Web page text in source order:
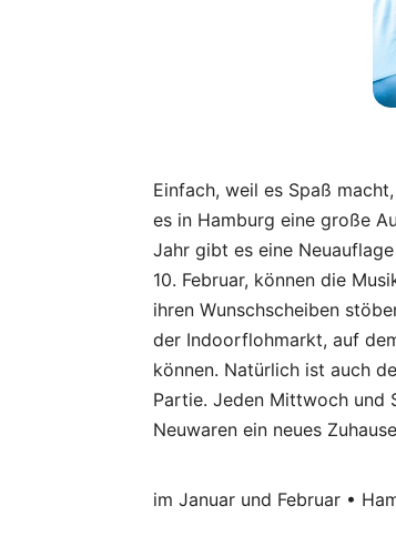
Einfach, weil es Spaß
es in Hamburg eine große
Jahr gibt es eine
10. Februar, können die
ihren Wunschscheiben
der Indoorflohmarkt, auf
können. Natürlich ist auch
Partie. Jeden Mittwoch und
Neuwaren ein neues
im Januar und Februar •